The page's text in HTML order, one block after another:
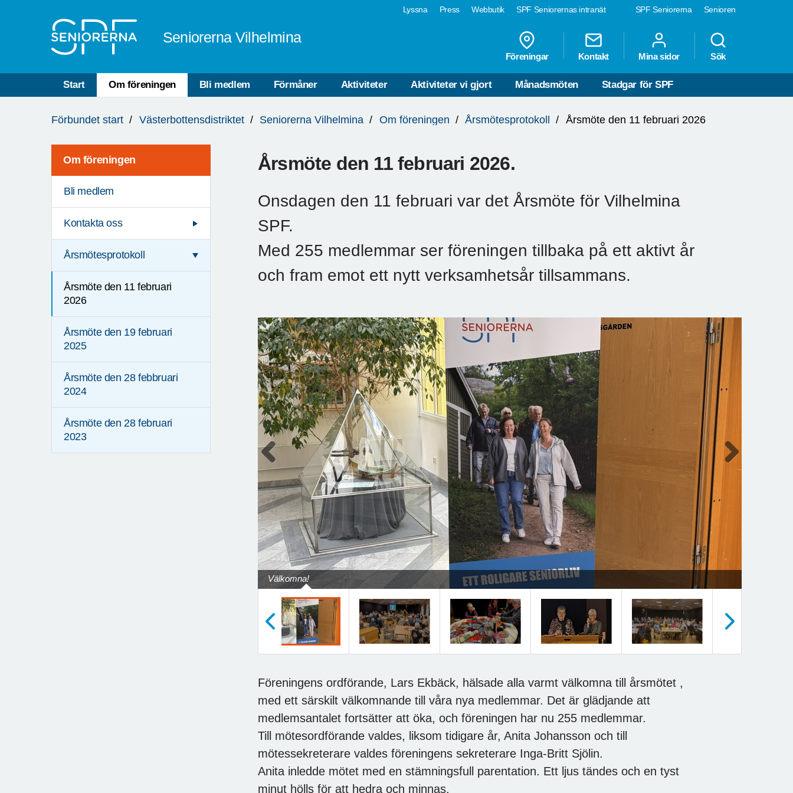
SPF Seniorerna Senioren
Lyssna Press Webbutik SPF Seniorernas intranät
Seniorerna Vilhelmina
Föreningar Kontakt Mina sidor Sök
Start Om föreningen Bli medlem Förmåner Aktiviteter Aktiviteter vi gjort Månadsmöten Stadgar för SPF
är
Förbundet start Västerbottensdistriktet Seniorerna Vilhelmina Om föreningen Årsmötesprotokoll Årsmöte den 11 februari 2026
Om föreningen
Bli medlem
Kontakta oss
Årsmötesprotokoll
Årsmöte den 11 februari
2026
Årsmöte den 19 februari
2025
Årsmöte den 28 febbruari
2024
Årsmöte den 28 februari
2023
Årsmöte den 11 februari 2026.
Onsdagen den 11 februari var det Årsmöte för Vilhelmina
SPF.
Med 255 medlemmar ser föreningen tillbaka på ett aktivt år
och fram emot ett nytt verksamhetsår tillsammans.
Välkomna!
Previous Next
Föreningens ordförande, Lars Ekbäck, hälsade alla varmt välkomna till årsmötet ,
med ett särskilt välkomnande till våra nya medlemmar. Det är glädjande att
medlemsantalet fortsätter att öka, och föreningen har nu 255 medlemmar.
Till mötesordförande valdes, liksom tidigare år, Anita Johansson och till
mötessekreterare valdes föreningens sekreterare Inga-Britt Sjölin.
Anita inledde mötet med en stämningsfull parentation. Ett ljus tändes och en tyst
minut hölls för att hedra och minnas.